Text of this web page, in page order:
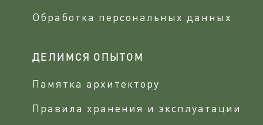
Обработка персональных данных
ДЕЛИМСЯ ОПЫТОМ
Памятка архитектору
Правила хранения и эксплуатации